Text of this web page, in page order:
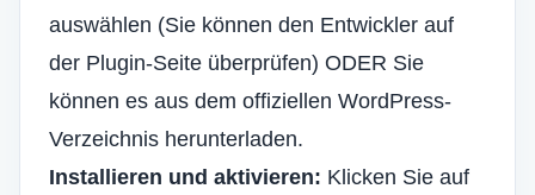
auswählen (Sie können den Entwickler auf
der Plugin-Seite überprüfen) ODER Sie
können es aus dem offiziellen WordPress-
Verzeichnis herunterladen.
Installieren und aktivieren: Klicken Sie auf